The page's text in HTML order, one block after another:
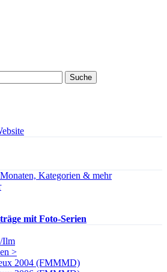
Kategorien & mehr
mit Foto-Serien
Ilm
>
2004 (FMMMD)